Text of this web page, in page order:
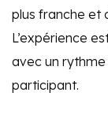
plus franche et
L’expérience
avec un
participant.